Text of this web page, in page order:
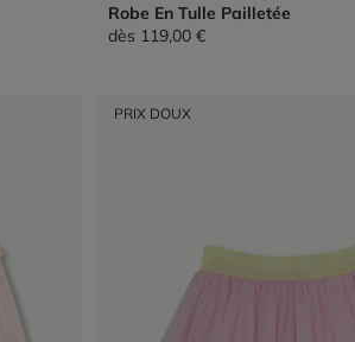
Robe En Tulle Pailletée
dès 119,00 €
PRIX DOUX